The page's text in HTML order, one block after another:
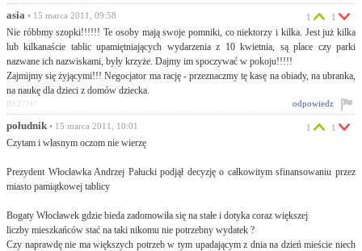
asia • 15 marca 2011, 09:58
Nie róbbmy szopki!!!!!! Te osoby mają swoje pomniki, co niektorzy i kilka. Jest już kilka
lub kilkanaście tablic upamiętniających wydarzenia z 10 kwietnia, są place czy parki
nazwane ich nazwiskami, były krzyże. Dajmy im spoczywać w pokoju!!!!!
Zajmijmy się żyjącymi!!! Negocjator ma rację - przeznaczmy tę kasę na obiady, na ubranka,
na naukę dla dzieci z domów dziecka.
1 1
odpowiedz
ID:27747
południk • 15 marca 2011, 10:01
Czytam i własnym oczom nie wierzę
Prezydent Włocławka Andrzej Pałucki podjął decyzję o całkowitym sfinansowaniu przez
miasto pamiątkowej tablicy
Bogaty Włocławek gdzie bieda zadomowiła się na stałe i dotyka coraz większej
liczby mieszkańców stać na taki nikomu nie potrzebny wydatek ?
Czy naprawdę nie ma większych potrzeb w tym upadającym z dnia na dzień mieście niech
1 1